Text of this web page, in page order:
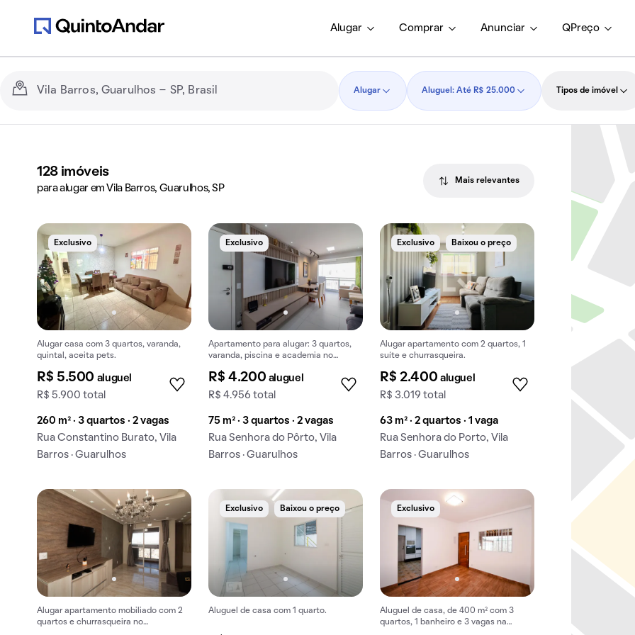
Alugar Comprar Anunciar QPreço
Alugar Aluguel: Até R$ 25.000 Tipos de imóvel
128 imóveis
para alugar em Vila Barros, Guarulhos, SP
Mais relevantes
Exclusivo
Alugar casa com 3 quartos, varanda,
quintal, aceita pets.
R$ 5.500 aluguel
R$ 5.900 total
260 m² · 3 quartos · 2 vagas
Rua Constantino Burato, Vila
Barros · Guarulhos
Exclusivo
Apartamento para alugar: 3 quartos,
varanda, piscina e academia no
R$ 4.200 aluguel
R$ 4.956 total
75 m² · 3 quartos · 2 vagas
Rua Senhora do Pôrto, Vila
Barros · Guarulhos
Exclusivo Baixou o preço
Alugar apartamento com 2 quartos, 1
suíte e churrasqueira.
R$ 2.400 aluguel
R$ 3.019 total
63 m² · 2 quartos · 1 vaga
Rua Senhora do Porto, Vila
Barros · Guarulhos
Alugar apartamento mobiliado com 2
quartos e churrasqueira no
Exclusivo Baixou o preço
Aluguel de casa com 1 quarto.
Exclusivo
Aluguel de casa, de 400 m² com 3
quartos, 1 banheiro e 3 vagas na